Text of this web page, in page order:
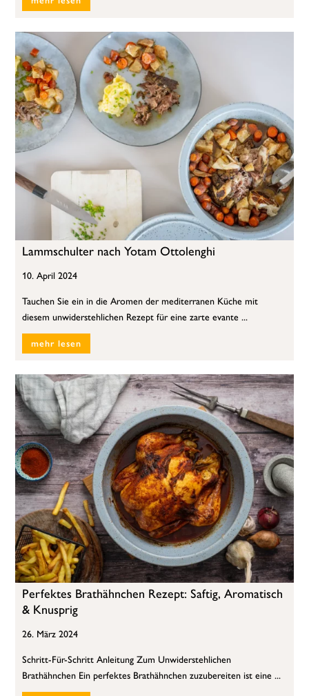
Lammschulter nach Yotam Ottolenghi
10. April 2024
Tauchen Sie ein in die Aromen der mediterranen Küche mit
diesem unwiderstehlichen Rezept für eine zarte evante ...
mehr lesen
Perfektes Brathähnchen Rezept: Saftig, Aromatisch
& Knusprig
26. März 2024
Schritt-Für-Schritt Anleitung Zum Unwiderstehlichen
Brathähnchen Ein perfektes Brathähnchen zuzubereiten ist eine ...